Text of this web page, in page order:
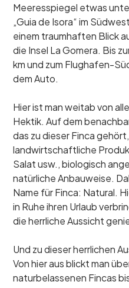
Meeresspiegel etwas
„Guia de Isora“ im
einem traumhaften Blick
die Insel La Gomera. Bis
km und zum Flughafen-
dem Auto.
Hier ist man weitab von
Hektik. Auf dem
das zu dieser Finca
landwirtschaftliche
Salat usw., biologisch
natürliche Anbauweise.
Name für Finca: Natural.
in Ruhe ihren Urlaub
die herrliche Aussicht
Und zu dieser herrlichen
Von hier aus blickt man
naturbelassenen Fincas